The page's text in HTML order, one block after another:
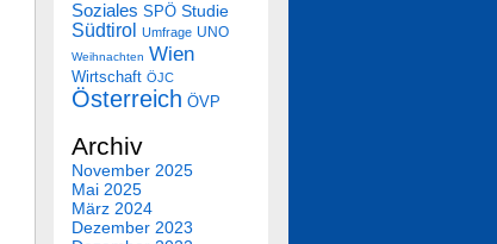
Soziales SPÖ Studie
Südtirol Umfrage UNO
Weihnachten Wien
Wirtschaft ÖJC
Österreich ÖVP
Archiv
November 2025
Mai 2025
März 2024
Dezember 2023